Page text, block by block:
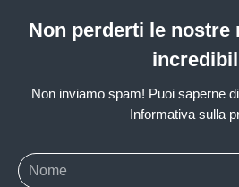
Non perderti le nostre
Non inviamo spam! Puoi saperne
Informativa sulla